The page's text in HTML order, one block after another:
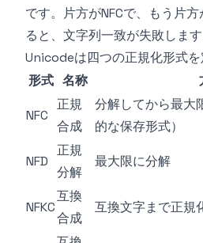
です。片方がNFCで、もう片
ると、文字列一致が失敗します
Unicodeは四つの正規化形式を
形式 名称
NFC
正規
合成
分解してから最大
的な保存形式）
NFD
正規
分解
最大限に分解
NFKC
互換
合成
互換文字まで正規